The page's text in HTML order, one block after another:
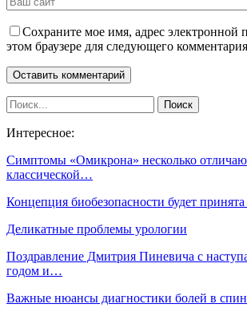
Сохраните мое имя, адрес электронной
этом браузере для следующего
Интересное:
Симптомы «Омикрона» несколько
классической…
Концепция биобезопасности будет
Деликатные проблемы урологии
Поздравление Дмитрия Пиневича с
годом и…
Важные нюансы диагностики болей в